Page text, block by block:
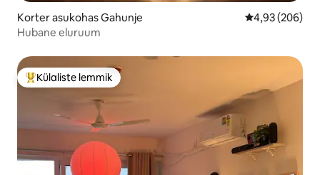
Korter asukohas Gahunje Keskmine
4,93 (206)
Hubane eluruum
Külaliste suur lemmik
Külaliste lemmik